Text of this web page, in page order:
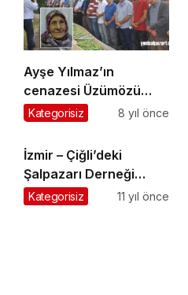
Ayşe Yılmaz’ın
cenazesi Üzümözü
Mahallesi’nde toprağa
Kategorisiz 8 yıl önce
İzmir – Çiğli’deki
Şalpazarı Derneği
Şehitlerimiz için Kur’an
Kategorisiz 11 yıl önce